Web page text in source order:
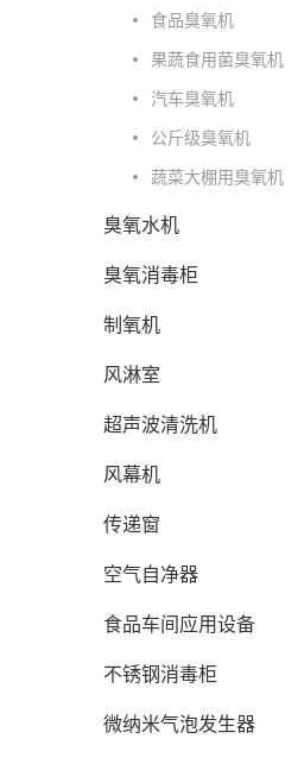
食品臭氧机
果蔬食用菌臭氧机
汽车臭氧机
公斤级臭氧机
蔬菜大棚用臭氧机
臭氧水机
臭氧消毒柜
制氧机
风淋室
超声波清洗机
风幕机
传递窗
空气自净器
食品车间应用设备
不锈钢消毒柜
微纳米气泡发生器